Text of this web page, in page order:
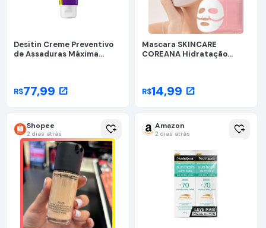
Desitin Creme Preventivo
de Assaduras Máxima
R$77,99 open_in_new
Mascara SKINCARE
COREANA Hidratação
R$14,99 open_in_new
Shopee
2 dias atrás heart_plus Amazon
2 dias atrás heart_plus